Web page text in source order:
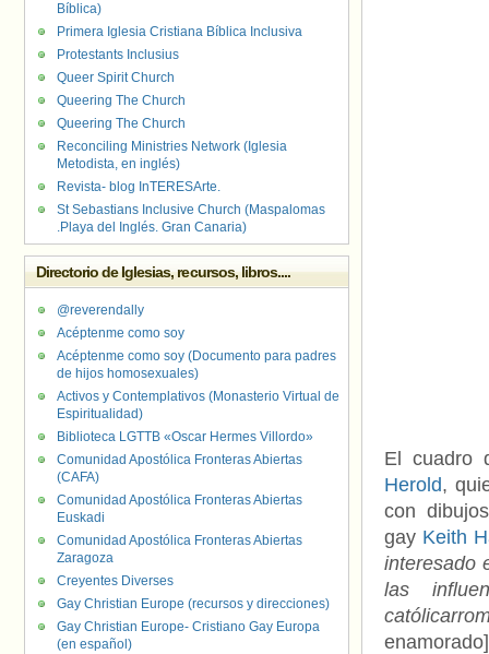
El cuadro
Herold,
con
gay Keith
interesado
las
Bíblica)
Primera Iglesia Cristiana Bíblica Inclusiva
Protestants Inclusius
Queer Spirit Church
Queering The Church
Queering The Church
Reconciling Ministries Network (Iglesia
Metodista, en inglés)
Revista- blog InTERESArte.
St Sebastians Inclusive Church (Maspalomas
.Playa del Inglés. Gran Canaria)
Directorio de Iglesias, recursos, libros....
@reverendally
Acéptenme como soy
Acéptenme como soy (Documento para padres
de hijos homosexuales)
Activos y Contemplativos (Monasterio Virtual de
Espiritualidad)
Biblioteca LGTTB «Oscar Hermes Villordo»
Comunidad Apostólica Fronteras Abiertas
(CAFA)
Comunidad Apostólica Fronteras Abiertas
Euskadi
Comunidad Apostólica Fronteras Abiertas
Zaragoza
Creyentes Diverses
Gay Christian Europe (recursos y direcciones)
Gay Christian Europe- Cristiano Gay Europa
(en español)